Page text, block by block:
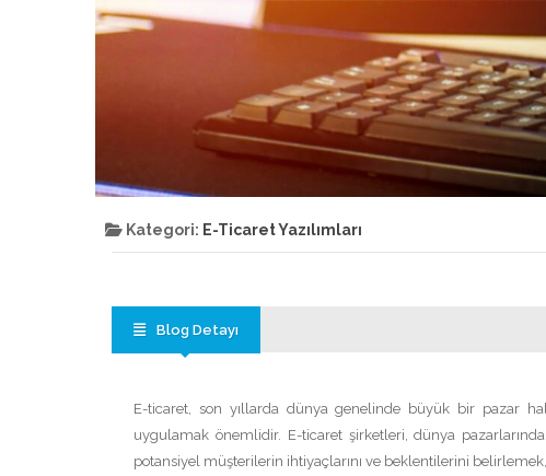
Kategori: E-Ticaret Yazılımları
Blog Detayı
E-ticaret, son yıllarda dünya genelinde büyük bir pazar
uygulamak önemlidir. E-ticaret şirketleri, dünya
potansiyel müşterilerin ihtiyaçlarını ve beklentilerini belirlemek,